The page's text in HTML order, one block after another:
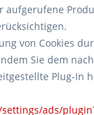
aufgerufene
von Cookies
Sie dem
Plug-In
ads/